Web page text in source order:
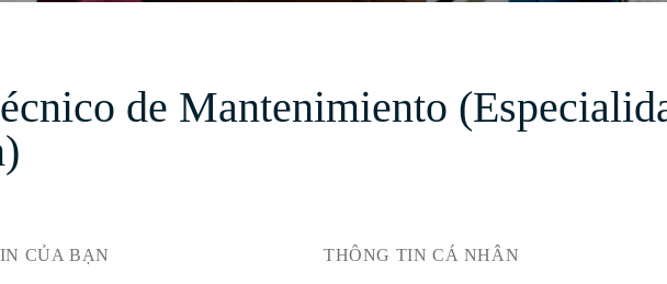
de Mantenimiento
CỦA BẠN THÔNG TIN CÁ NHÂN